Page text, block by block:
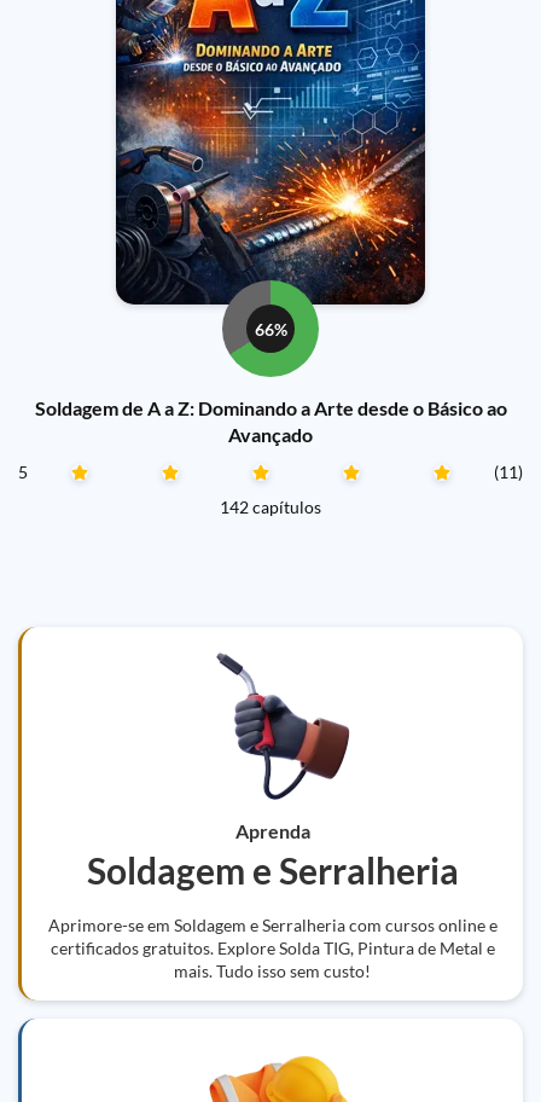
66%
Soldagem de A a Z: Dominando a Arte desde o Básico ao
Avançado
5
(11)
142 capítulos
Aprenda
Soldagem e Serralheria
Aprimore-se em Soldagem e Serralheria com cursos online e
certificados gratuitos. Explore Solda TIG, Pintura de Metal e
mais. Tudo isso sem custo!